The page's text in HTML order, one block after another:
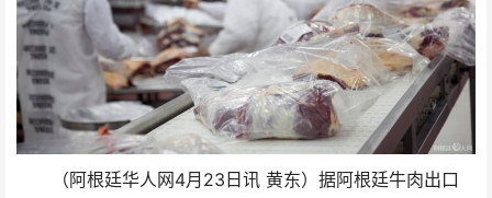
（阿根廷华人网4月23日讯 黄东）据阿根廷牛肉出口